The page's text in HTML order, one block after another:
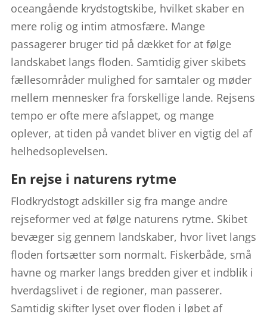
oceangående krydstogtskibe, hvilket skaber en
mere rolig og intim atmosfære. Mange
passagerer bruger tid på dækket for at følge
landskabet langs floden. Samtidig giver skibets
fællesområder mulighed for samtaler og møder
mellem mennesker fra forskellige lande. Rejsens
tempo er ofte mere afslappet, og mange
oplever, at tiden på vandet bliver en vigtig del af
helhedsoplevelsen.
En rejse i naturens rytme
Flodkrydstogt adskiller sig fra mange andre
rejseformer ved at følge naturens rytme. Skibet
bevæger sig gennem landskaber, hvor livet langs
floden fortsætter som normalt. Fiskerbåde, små
havne og marker langs bredden giver et indblik i
hverdagslivet i de regioner, man passerer.
Samtidig skifter lyset over floden i løbet af